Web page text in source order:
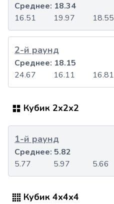
16.51 19.97 18.55
Среднее: 18.34
2-й раунд
24.67 16.11 16.81
Среднее: 18.15
Кубик 2x2x2
1-й раунд
5.77 5.97 5.66
Среднее: 5.82
Кубик 4x4x4